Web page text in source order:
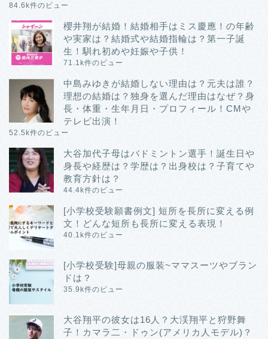
84.6k件のビュー
櫻井翔が結婚！結婚相手はミス慶應！の年齢
や実家は？結婚式や結婚指輪は？第一子誕
生！馴れ初めや妊娠や子供！
71.1k件のビュー
中島みゆきが結婚しない理由は？元夫は誰？
理想の結婚は？独身を選んだ理由はなぜ？身
長・体重・生年月日・プロフィール！CMや
テレビ出演！
52.5k件のビュー
大谷加代子母はバドミントン選手！誕生日や
身長や経歴は？学歴は？出身校は？子育てや
教育方針は？
44.4k件のビュー
[小学校受験願書例文] 短所を長所に変える例
文！どんな短所も長所に変える表現！
40.1k件のビュー
[小学校受験]母親の服装~ママスーツやブラン
ドは？
35.9k件のビュー
大谷翔平の彼女は16人？大渓翔平と狩野舞
子！カマラ二・ドゥン(アメリカ人モデル)？